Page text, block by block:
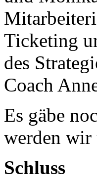
Ticketing
des
Coach
Es gäbe
werden wir
Schluss